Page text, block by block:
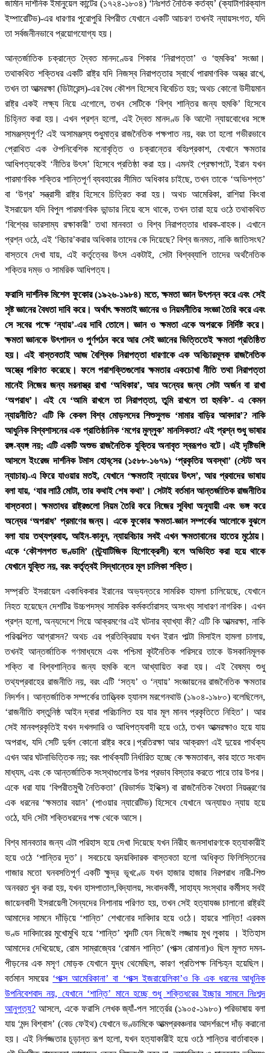
জার্মান দার্শনিক ইমানুয়েল কান্টের (১৭২৪-১৮০৪) ‘নিঃশর্ত নৈতিক কর্তব্য’ (ক্যাটাগরিক্যাল
ইম্পারেটিভ)-এর ধারণার পুরোপুরি বিপরীত যেখানে একটি আচরণ তখনই ন্যায়সংগত, যদি
তা সর্বজনীনভাবে প্রয়োগযোগ্য হয়।
আন্তর্জাতিক চক্রান্তে দ্বৈত মানদণ্ডের শিকার ‘নিরাপত্তা’ ও ‘হুমকির’ সংজ্ঞা।
তথাকথিত শক্তিধর একটি রাষ্ট্র যদি নিজস্ব নিরাপত্তার স্বার্থে পারমাণবিক অস্ত্র রাখে,
তখন তা আত্মরক্ষা (ডিটারেন্স)-এর বৈধ কৌশল হিসেবে বিবেচিত হয়; অথচ কোনো উদীয়মান
রাষ্ট্র একই লক্ষ্য নিয়ে এগোলে, তখন সেটিকে ‘বিশ্ব শান্তির জন্য হুমকি’ হিসেবে
চিহ্নিত করা হয়। এখন প্রশ্ন হলো, এই দ্বৈত মানদণ্ড কি আদৌ ন্যায়বোধের সঙ্গে
সামঞ্জস্যপূর্ণ? এই অসামঞ্জস্য শুধুমাত্র রাজনৈতিক পক্ষপাত নয়, বরং তা হলো গভীরভাবে
প্রোথিত এক ঔপনিবেশিক মনোবৃত্তি ও চক্রান্তের বহিঃপ্রকাশ, যেখানে ক্ষমতার
আধিপত্যকেই ‘নীতির উৎস’ হিসেবে প্রতিষ্ঠা করা হয়। এমনই প্রেক্ষাপটে, ইরান যখন
পারমাণবিক শক্তির শান্তিপূর্ণ ব্যবহারের সীমিত অধিকার চাইছে, তখন তাকে ‘অভিশপ্ত’
বা ‘উগ্র’ সন্ত্রাসী রাষ্ট্র হিসেবে চিত্রিত করা হয়। অথচ আমেরিকা, রাশিয়া কিংবা
ইসরায়েল যদি বিপুল পারমাণবিক ভান্ডার নিয়ে বসে থাকে, তখন তারা হয়ে ওঠে তথাকথিত
‘বিশ্বের ভারসাম্য রক্ষাকারী’ তথা মানবতা ও বিশ্ব নিরাপত্তার ধারক-বাহক। এখানে
প্রশ্ন ওঠে, এই ‘বিচার’করার অধিকার তাদের কে দিয়েছে? বিশ্ব জনমত, নাকি জাতিসংঘ?
বাস্তবে দেখা যায়, এই কর্তৃত্বের উৎস একটাই, সেটা বিশ্বব্যাপি তাদের অর্থনৈতিক
শক্তির দম্ভ ও সামরিক আধিপত্য।
ফরাসি দার্শনিক মিশেল ফুকোর (১৯২৬-১৯৮৪) মতে, ক্ষমতা জ্ঞান উৎপন্ন করে এবং সেই
সৃষ্ট জ্ঞানের বৈধতা দাবি করে। অর্থাৎ ক্ষমতাই জ্ঞানের ও নিয়মনীতির সংজ্ঞা তৈরি করে এবং
সে সবের পক্ষে ‘ন্যায়’-এর দাবি তোলে। জ্ঞান ও ক্ষমতা একে অপরকে নির্দিষ্ট করে।
ক্ষমতা জ্ঞানকে উৎপাদন ও পুর্ণগঠন করে আর সেই জ্ঞানের ভিত্তিতেই ক্ষমতা প্রতিষ্ঠিত
হয়। এই বাস্তবতাই আজ বৈশ্বিক নিরাপত্তা ধারণাকে এক অবিচারমূলক রাজনৈতিক
অস্ত্রে পরিণত করেছে। ফলে পরাশক্তিগুলোর ক্ষমতার একচোখা নীতি তথা নিরাপত্তা
মানেই নিজের জন্য মরনাস্ত্র রাখা ‘অধিকার’, আর অন্যের জন্য সেটা অর্জন বা রাখা
‘অপরাধ’। এই যে ‘আমি রাখলে তা নিরাপত্তা, তুমি রাখলে তা হুমকি’- এ কেমন
ন্যায়নীতি? এটি কি কেবল বিশ্ব মোড়লদের শিশুসুলভ ‘মামার বাড়ির আবদার’? নাকি
আধুনিক বিশ্বশাসনের এক প্রাতিষ্ঠানিক ‘মগের মুল্লুক’ মানসিকতা? এই প্রশ্ন শুধু ভাষার
রঙ্গ-ব্যঙ্গ নয়; এটি একটি অশুভ রাজনৈতিক যুক্তির অনাবৃত স্বরূপও বটে। এই দৃষ্টিভঙ্গি
আসলে ইংরেজ দার্শনিক টমাস হোব্‌সের (১৫৮৮-১৬৭৯) ‘প্রকৃতির অবস্থা’ (স্টেট অব
ন্যাচার)-এ ফিরে যাওয়ার মতই, যেখানে ‘ক্ষমতাই ন্যায়ের উৎস’, আর প্রবাদের ভাষায়
বলা যায়, ‘যার লাঠি মোটা, তার কথাই শেষ কথা’। সেটাই বর্তমান আন্তর্জাতিক রাজনীতির
বাস্তবতা। ক্ষমতাধর রাষ্ট্রগুলো নিয়ম তৈরি করে নিজের সুবিধা অনুযায়ী এবং ভঙ্গ করে
অন্যের ‘অপরাধ’ প্রমাণের জন্য। একে ফুকোর ক্ষমতা-জ্ঞান সম্পর্কের আলোকে বুঝলে
বলা যায় তথ্যপ্রবাহ, আইন-কানুন, ন্যায়বিচার সবই এখন ক্ষমতাবানের হাতের মুঠোয়।
একে ‘কৌশলগত ভণ্ডামি’ (স্ট্র্যাটিজিক হিপোক্রেসী) বলে অভিহিত করা হয়ে থাকে
যেখানে যুক্তি নয়, বরং কর্তৃত্বই সিদ্ধান্তের মূল চালিকা শক্তি।
সম্প্রতি ইসরায়েল একাধিকবার ইরানের অভ্যন্তরে সামরিক হামলা চালিয়েছে, যেখানে
নিহত হয়েছেন দেশটির উচ্চপদস্থ সামরিক কর্মকর্তারাসহ অসংখ্য সাধারণ নাগরিক। এখন
প্রশ্ন হলো, অন্যদেশে গিয়ে আক্রমণের এই ঘটনার ব্যাখ্যা কী? এটি কি আত্মরক্ষা, নাকি
পরিকল্পিত আগ্রাসন? অথচ এর প্রতিক্রিয়ায় যখন ইরান পাল্টা মিসাইল হামলা চালায়,
তখনই আন্তর্জাতিক গণমাধ্যমে এবং পশ্চিমা কূটনৈতিক পরিসরে তাকে উসকানিমূলক
শক্তি বা বিশ্বশান্তির জন্য হুমকি বলে আখ্যায়িত করা হয়। এই বৈষম্য শুধু
তথ্যপ্রবাহের রাজনীতি নয়, বরং এটি ‘সত্য’ ও ‘ন্যায়’ সংজ্ঞায়নের রাজনৈতিক ক্ষমতার
নিদর্শন। আন্তর্জাতিক সম্পর্কের তাত্ত্বিক হ্যানস মরগেনথাউ (১৯০৪-১৯৮০) বলেছিলেন,
‘রাজনীতি বস্তুনিষ্ঠ আইন দ্বারা পরিচালিত হয় যার মূল মানব প্রকৃতিতে নিহিত’। আর
সেই মানবপ্রকৃতিই যখন দখলদারি ও আধিপত্যবাদী হয়ে ওঠে, তখন আত্মরক্ষাও হয়ে যায়
অপরাধ, যদি সেটি দুর্বল কোনো রাষ্ট্র করে।প্রতিরক্ষা আর আক্রমণ এই দুয়ের পার্থক্য
এখন আর ঘটনাভিত্তিক নয়; বরং পার্থক্যটি নির্ধারিত হচ্ছে কে ক্ষমতাবান, কার হাতে সংবাদ
মাধ্যম, এবং কে আন্তর্জাতিক সংস্থাগুলোর উপর প্রভাব বিস্তার করতে পারে তার উপর।
একে ধরা যায় ‘বিপরীতমুখী নৈতিকতা’ (রিভার্সড ইথিক্স) বা রাজনৈতিক বৈধতা নিয়ন্ত্রণের
এক ধরনের ‘ক্ষমতার বয়ান’ (পাওয়ার ন্যারেটিভ) হিসেবে যেখানে অন্যায়ও ন্যায় হয়ে
ওঠে, যদি সেটা শক্তিধরদের পক্ষ থেকে আসে।
বিশ্ব মানবতার জন্য এটা পরিহাস হয়ে দেখা দিয়েছে যখন নিরীহ জনসাধারণকে হত্যাকারীই
হয়ে ওঠে ‘শান্তির দূত’। সবচেয়ে হৃদয়বিদারক বাস্তবতা হলো অধিকৃত ফিলিস্তিনের
গাজার মতো ঘনবসতিপূর্ণ একটি ক্ষুদ্র ভূখণ্ডে যখন হাজার হাজার নিরপরাধ নারী-শিশু
অনবরত খুন করা হয়, যখন হাসপাতাল,বিদ্যালয়, সংবাদকর্মী, সাহায্য সংস্থার কর্মীসহ সবই
জায়েনবাদী ইসরায়েলী সৈন্যদের নিশানায় পরিণত হয়, তখন সেই হত্যাযজ্ঞ চালানো রাষ্ট্রই
আমাদের সামনে দাঁড়িয়ে ‘শান্তি’ শেখানোর দাবিদার হয়ে ওঠে। হায়রে শান্তি! এরকম
ভণ্ড দাবিদারের মুখোমুখি হয়ে ‘শান্তি’ শব্দটি যেন নিজেই লজ্জায় মুখ লুকায় । ইতিহাস
আমাদের দেখিয়েছে, রোম সাম্রাজ্যের ‘রোমান শান্তি’ (পাক্স রোমানা)ও ছিল মূলত দমন-
পীড়নের এক মসৃণ মোড়ক যেখানে যুদ্ধ থেমেছিল, কারণ প্রতিপক্ষ নিশ্চিহ্ন হয়েছিল।
বর্তমান সময়ের ‘পাক্স আমেরিকানা’ বা ‘পাক্স ইজরায়েলিকা’ও কি এক ধরনের আধুনিক
উপনিবেশবাদ নয়, যেখানে ‘শান্তি’ মানে হচ্ছে শুধু শক্তিধরের ইচ্ছার সামনে নিঃশব্দ
আনুগত্য? আসলে, একে ফরাসি লেখক জ্যাঁ-পল সার্ত্রের (১৯০৫-১৯৮০) পরিভাষায় বলা
যায় ‘মন্দ বিশ্বাস’ (বেড ফেইথ) যেখানে ভণ্ডামিকে আত্মপ্রবঞ্চনার আদর্শরূপে দাঁড় করানো
হয়। এই নির্লজ্জতার চূড়ান্ত রূপ হলো, যখন হত্যাকারীই হয়ে ওঠে শান্তির বার্তাবাহক।